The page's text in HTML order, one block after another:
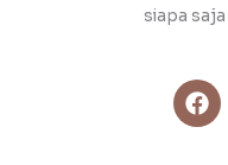
siapa
a
c
e